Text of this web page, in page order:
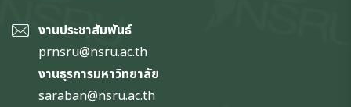
งานประชาสัมพันธ์
prnsru@nsru.ac.th
งานธุรการมหาวิทยาลัย
saraban@nsru.ac.th